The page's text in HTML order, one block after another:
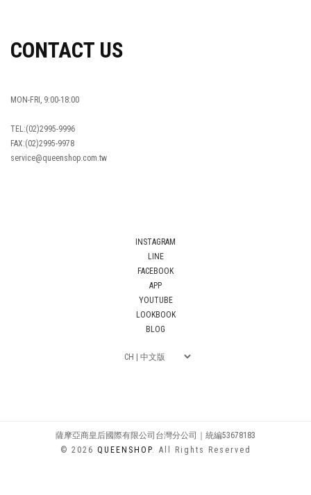
CONTACT US
MON-FRI, 9:00-18:00
TEL:(02)2995-9996
FAX:(02)2995-9978
service@queenshop.com.tw
INSTAGRAM
LINE
FACEBOOK
APP
YOUTUBE
LOOKBOOK
BLOG
薩摩亞商皇后國際有限公司台灣分公司｜統編53678183
© 2026 QUEENSHOP. All Rights Reserved